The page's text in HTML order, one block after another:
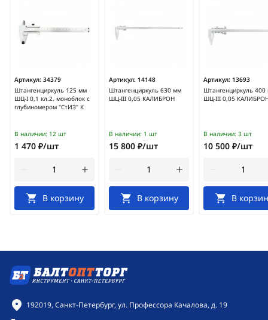
Артикул: 34379
Штангенциркуль 125 мм
ШЦ-I 0,1 кл.2. моноблок с
глубиномером "СтИЗ" К
В наличии: 12 шт
1 470 ₽/шт
В корзину
Артикул: 14148
Штангенциркуль 630 мм
ШЦ-III 0,05 КАЛИБРОН
В наличии: 1 шт
15 800 ₽/шт
В корзину
Артикул: 13693
Штангенциркуль
ШЦ-III 0,05
В наличии: 3 шт
10 500 ₽/шт
В
Контактная информация
192019, Санкт-Петербург, ул. Профессора Качалова, д. 19